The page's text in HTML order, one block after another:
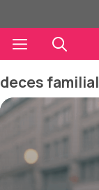
au
contenuMenu
deces familial